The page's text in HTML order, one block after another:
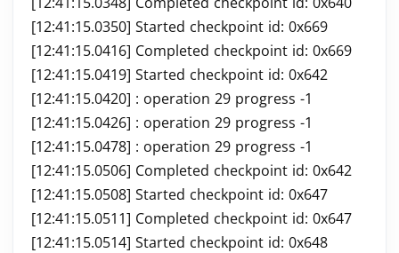
[12:41:15.0350] Started checkpoint id: 0x669
[12:41:15.0416] Completed checkpoint id: 0x669
[12:41:15.0419] Started checkpoint id: 0x642
[12:41:15.0420] : operation 29 progress -1
[12:41:15.0426] : operation 29 progress -1
[12:41:15.0478] : operation 29 progress -1
[12:41:15.0506] Completed checkpoint id: 0x642
[12:41:15.0508] Started checkpoint id: 0x647
[12:41:15.0511] Completed checkpoint id: 0x647
[12:41:15.0514] Started checkpoint id: 0x648